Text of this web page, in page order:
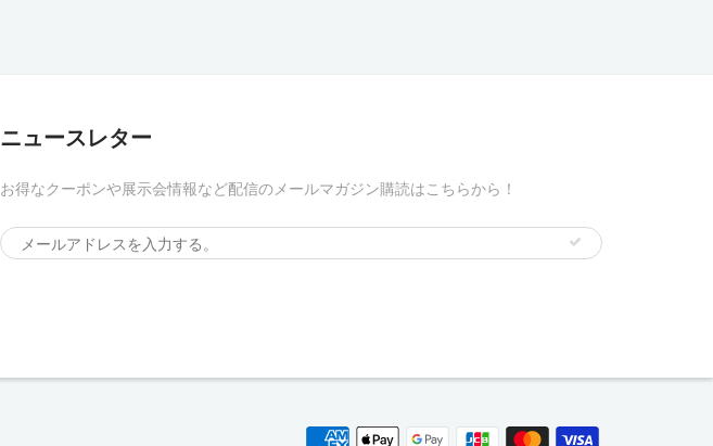
ニュースレター
お得なクーポンや展示会情報など配信のメールマガジン購読はこちらから！